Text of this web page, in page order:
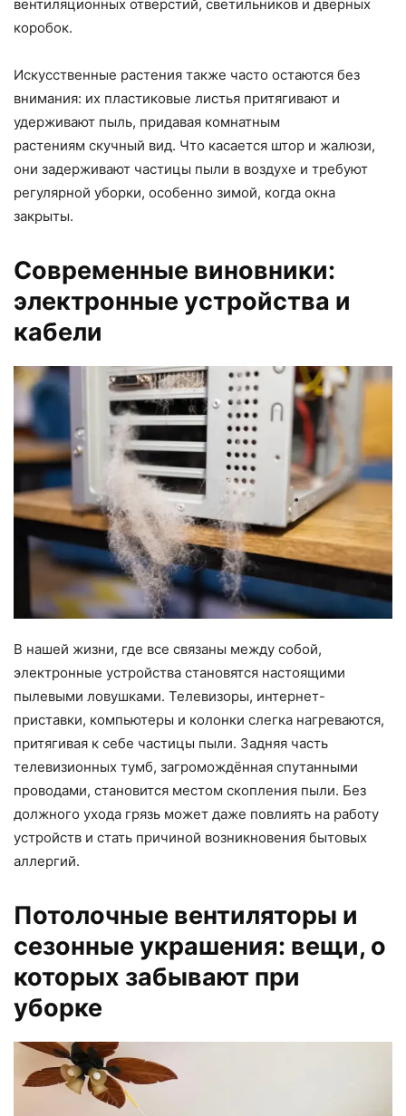
вентиляционных отверстий, светильников и дверных
коробок.
Искусственные растения также часто остаются без
внимания: их пластиковые листья притягивают и
удерживают пыль, придавая комнатным
растениям скучный вид. Что касается штор и жалюзи,
они задерживают частицы пыли в воздухе и требуют
регулярной уборки, особенно зимой, когда окна
закрыты.
Современные виновники:
электронные устройства и
кабели
В нашей жизни, где все связаны между собой,
электронные устройства становятся настоящими
пылевыми ловушками. Телевизоры, интернет-
приставки, компьютеры и колонки слегка нагреваются,
притягивая к себе частицы пыли. Задняя часть
телевизионных тумб, загромождённая спутанными
проводами, становится местом скопления пыли. Без
должного ухода грязь может даже повлиять на работу
устройств и стать причиной возникновения бытовых
аллергий.
Потолочные вентиляторы и
сезонные украшения: вещи, о
которых забывают при
уборке